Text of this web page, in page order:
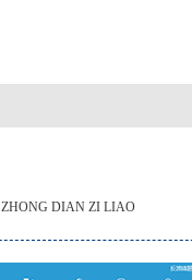
ZHONG DIAN ZI LIAO